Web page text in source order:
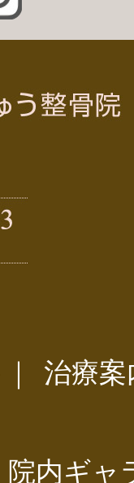
｜ 治療案
院内ギャ